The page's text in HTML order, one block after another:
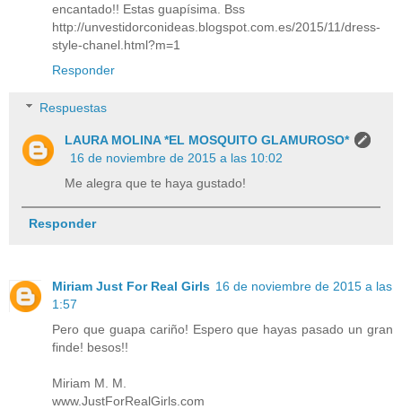
encantado!! Estas guapísima. Bss
http://unvestidorconideas.blogspot.com.es/2015/11/dress-
style-chanel.html?m=1
Responder
Respuestas
LAURA MOLINA *EL MOSQUITO GLAMUROSO*
16 de noviembre de 2015 a las 10:02
Me alegra que te haya gustado!
Responder
Miriam Just For Real Girls 16 de noviembre de 2015 a las
1:57
Pero que guapa cariño! Espero que hayas pasado un gran
finde! besos!!
Miriam M. M.
www.JustForRealGirls.com